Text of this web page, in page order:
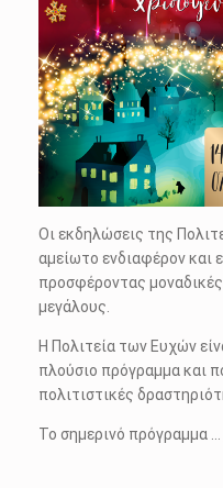
Οι εκδηλώσεις της
αμείωτο ενδιαφέρον και
προσφέροντας μοναδικές
μεγάλους.
Η Πολιτεία των Ευχών
πλούσιο πρόγραμμα και
πολιτιστικές
Το σημερινό πρόγραμμα …